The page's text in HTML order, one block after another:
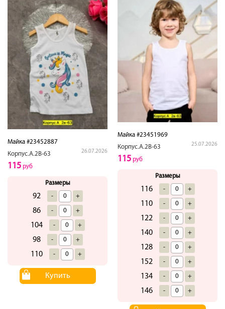
Майка #23452887
Корпус.А.2В-63
26.07.2026
115 руб
Размеры
92 - +
86 - +
104 - +
98 - +
110 - +
Купить
Майка #23451969
Корпус.А.2В-63
25.07.2026
115 руб
Размеры
116 - +
110 - +
122 - +
140 - +
128 - +
152 - +
134 - +
146 - +